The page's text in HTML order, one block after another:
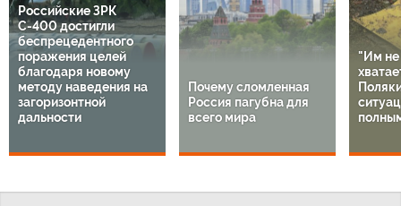
Российские ЗРК
С-400 достигли
беспрецедентного
поражения целей
благодаря новому
методу наведения на
загоризонтной
дальности
Почему сломленная
Россия пагубна для
всего мира
"Им не